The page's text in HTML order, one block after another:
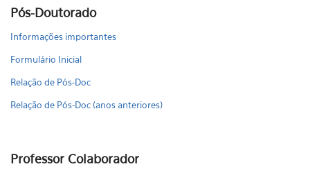
Pós-Doutorado
Informações importantes
Formulário Inicial
Relação de Pós-Doc
Relação de Pós-Doc (anos anteriores)
Professor Colaborador